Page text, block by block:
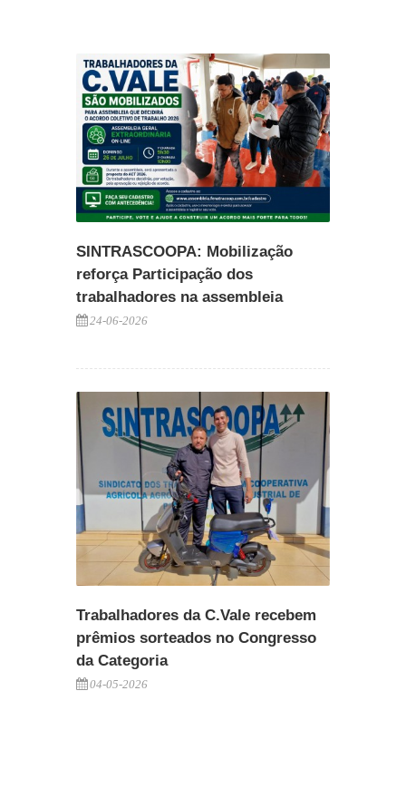
SINTRASCOOPA: Mobilização
reforça Participação dos
trabalhadores na assembleia
24-06-2026
Trabalhadores da C.Vale recebem
prêmios sorteados no Congresso
da Categoria
04-05-2026